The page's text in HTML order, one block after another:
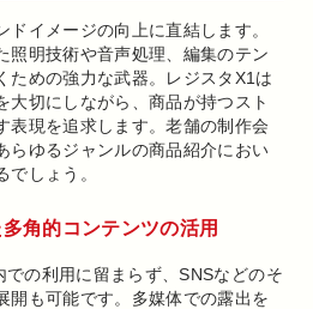
イメージの向上に直結します。
照明技術や音声処理、編集のテン
ための強力な武器。レジスタX1は
大切にしながら、商品が持つスト
表現を追求します。老舗の制作会
らゆるジャンルの商品紹介におい
しょう。
角的コンテンツの活用
の利用に留まらず、SNSなどのそ
開も可能です。多媒体での露出を